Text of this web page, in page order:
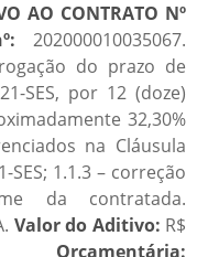
AO CONTRATO Nº
202000010035067.
do prazo de
SES, por 12 (doze)
32,30%
na Cláusula
1.1.3 – correção
da contratada.
Valor do Aditivo: R$
Orçamentária: